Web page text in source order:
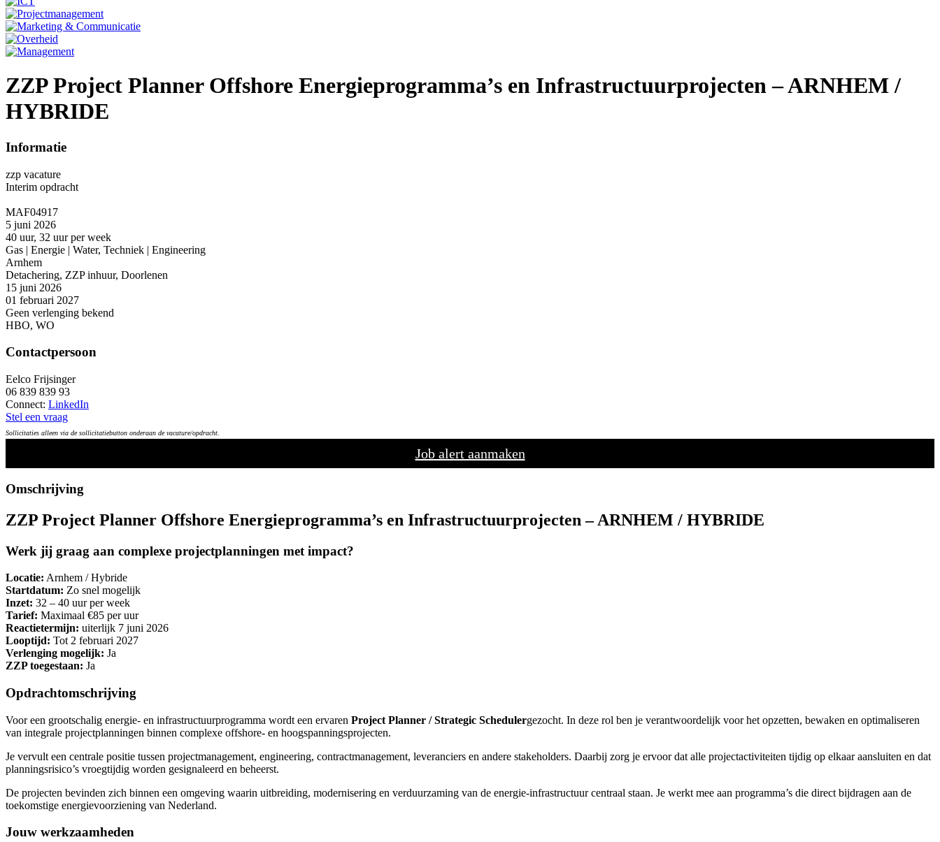
ZZP Project Planner Offshore Energieprogramma’s en Infrastructuurprojecten – ARNHEM /
HYBRIDE
Informatie
zzp vacature
Interim opdracht
MAF04917
5 juni 2026
40 uur, 32 uur per week
Gas | Energie | Water, Techniek | Engineering
Arnhem
Detachering, ZZP inhuur, Doorlenen
15 juni 2026
01 februari 2027
Geen verlenging bekend
HBO, WO
Contactpersoon
Eelco Frijsinger
06 839 839 93
Connect: LinkedIn
Stel een vraag
Sollicitaties alleen via de sollicitatiebutton onderaan de vacature/opdracht.
Job alert aanmaken
Omschrijving
ZZP Project Planner Offshore Energieprogramma’s en Infrastructuurprojecten – ARNHEM / HYBRIDE
Werk jij graag aan complexe projectplanningen met impact?
Locatie: Arnhem / Hybride
Startdatum: Zo snel mogelijk
Inzet: 32 – 40 uur per week
Tarief: Maximaal €85 per uur
Reactietermijn: uiterlijk 7 juni 2026
Looptijd: Tot 2 februari 2027
Verlenging mogelijk: Ja
ZZP toegestaan: Ja
Opdrachtomschrijving
Voor een grootschalig energie- en infrastructuurprogramma wordt een ervaren Project Planner / Strategic Schedulergezocht. In deze rol ben je verantwoordelijk voor het opzetten, bewaken en optimaliseren
van integrale projectplanningen binnen complexe offshore- en hoogspanningsprojecten.
Je vervult een centrale positie tussen projectmanagement, engineering, contractmanagement, leveranciers en andere stakeholders. Daarbij zorg je ervoor dat alle projectactiviteiten tijdig op elkaar aansluiten en dat
planningsrisico’s vroegtijdig worden gesignaleerd en beheerst.
De projecten bevinden zich binnen een omgeving waarin uitbreiding, modernisering en verduurzaming van de energie-infrastructuur centraal staan. Je werkt mee aan programma’s die direct bijdragen aan de
toekomstige energievoorziening van Nederland.
Jouw werkzaamheden